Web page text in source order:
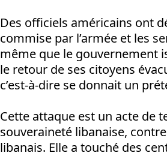
Des officiels américains ont
commise par l’armée et les
même que le gouvernement
le retour de ses citoyens
c’est-à-dire se donnait un
Cette attaque est un acte de
souveraineté libanaise,
libanais. Elle a touché des